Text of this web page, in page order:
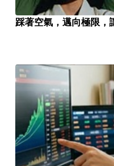
踩著空氣，邁向極限，